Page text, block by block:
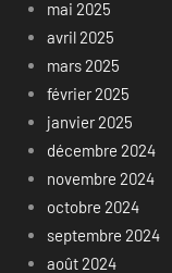
mai 2025
avril 2025
mars 2025
février 2025
janvier 2025
décembre 2024
novembre 2024
octobre 2024
septembre 2024
août 2024